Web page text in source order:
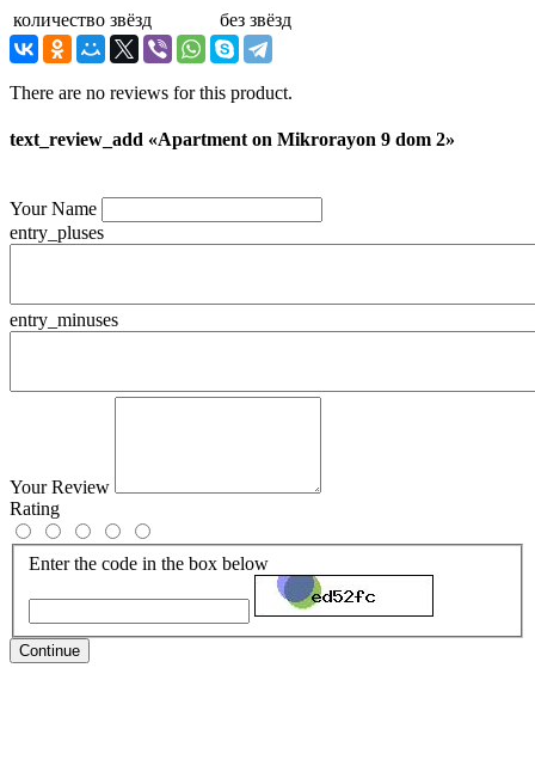
количество звёзд без звёзд
There are no reviews for this product.
text_review_add «Apartment on Mikrorayon 9 dom 2»
Your Name
entry_pluses
entry_minuses
Your Review
Rating
Enter the code in the box below
Continue